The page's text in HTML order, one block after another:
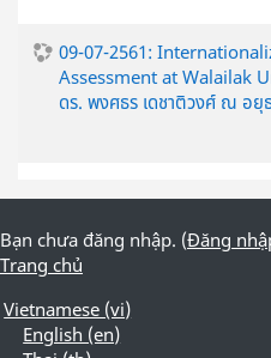
09-07-2561:
Assessment at Walailak
ดร. พงศธร เดชาติวงศ์ ณ อยุ
Bạn chưa đăng nhập. (Đăng
Trang chủ
Vietnamese ‎(vi)‎
English ‎(en)‎